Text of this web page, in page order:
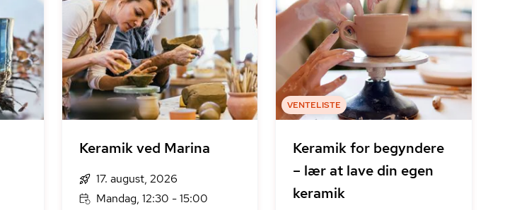
Keramik ved Marina
17. august, 2026
Mandag, 12:30 - 15:00
VENTELISTE
Keramik for begyndere
– lær at lave din egen
keramik